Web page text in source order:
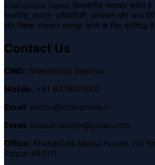
Khabarilala News विश्वसनीय समाचार स्रोत है।
राजनीति, व्यापार, प्रौद्योगिकी, मनोरंजन और अन्य
और निष्पक्ष समाचार प्रस्तुत करने के लिए प्रतिबद्ध
Contact Us
CMD: Sharadindu Shekhar
Mobile: +91 9479001000
Email: editor@khabarilala.in
Email: khabarilalarpr@gmail.com
Office: Khabarilala Media House, HB
Raipur 493111